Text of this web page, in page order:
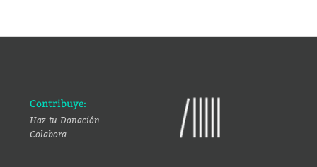
Contribuye:
Haz tu Donación
Colabora